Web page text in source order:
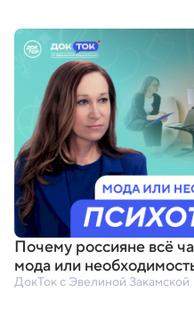
Почему россияне всё
мода или
ДокТок с Эвелиной Закамской